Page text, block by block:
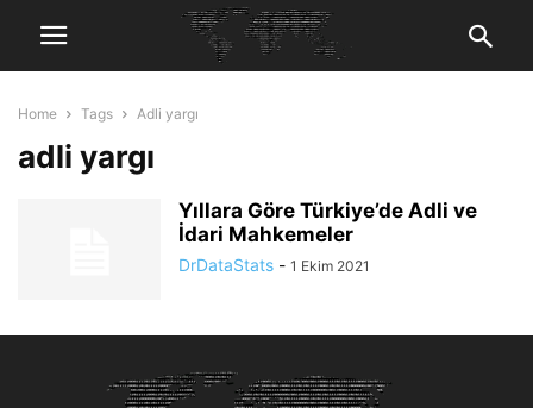
Home Tags Adli yargı
adli yargı
Yıllara Göre Türkiye’de Adli ve
İdari Mahkemeler
DrDataStats - 1 Ekim 2021